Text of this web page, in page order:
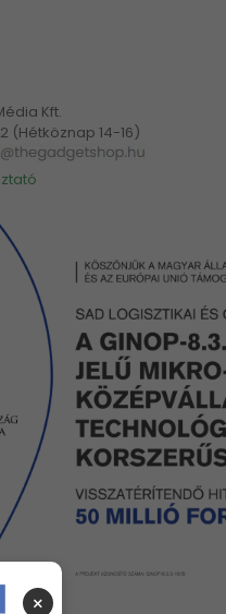
Kft.
(Hétköznap 14-16)
×